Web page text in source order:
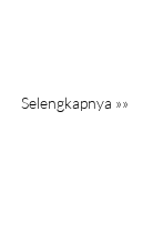
Selengkapnya »»